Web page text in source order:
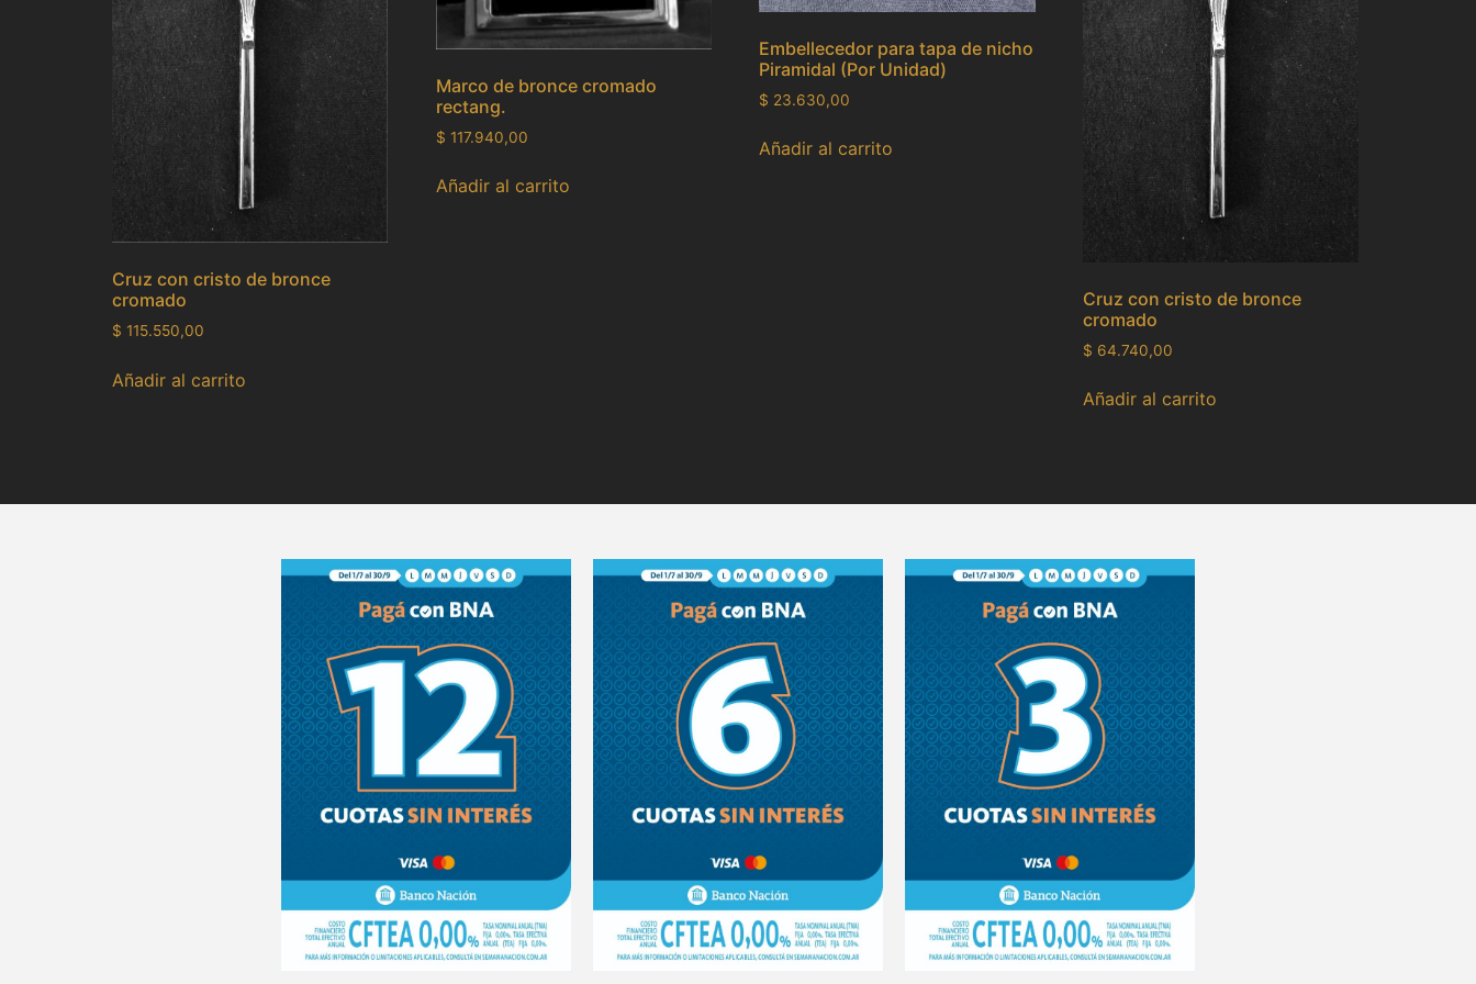
Cruz con cristo de bronce
cromado
$ 115.550,00
Añadir al carrito
Marco de bronce cromado
rectang.
$ 117.940,00
Añadir al carrito
Embellecedor para tapa de nicho
Piramidal (Por Unidad)
$ 23.630,00
Añadir al carrito
Cruz con cristo de bronce
cromado
$ 64.740,00
Añadir al carrito